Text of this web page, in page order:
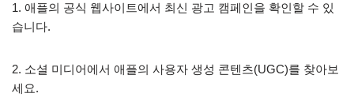
1. 애플의 공식 웹사이트에서 최신 광고 캠페인을 확인할 수 있
습니다.
2. 소셜 미디어에서 애플의 사용자 생성 콘텐츠(UGC)를 찾아보
세요.